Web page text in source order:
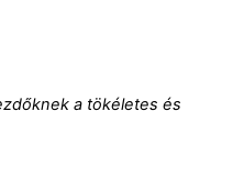
a tökéletes és